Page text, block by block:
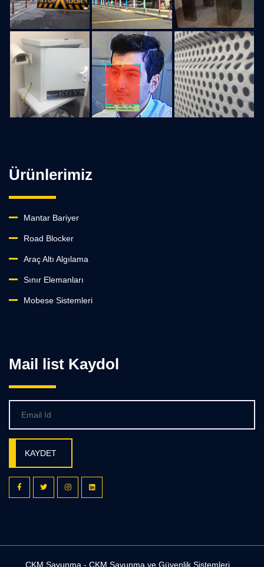
Ürünlerimiz
Mantar Bariyer
Road Blocker
Araç Altı Algılama
Sınır Elemanları
Mobese Sistemleri
Mail list Kaydol
KAYDET
CKM Savunma - CKM Savunma ve Güvenlik Sistemleri